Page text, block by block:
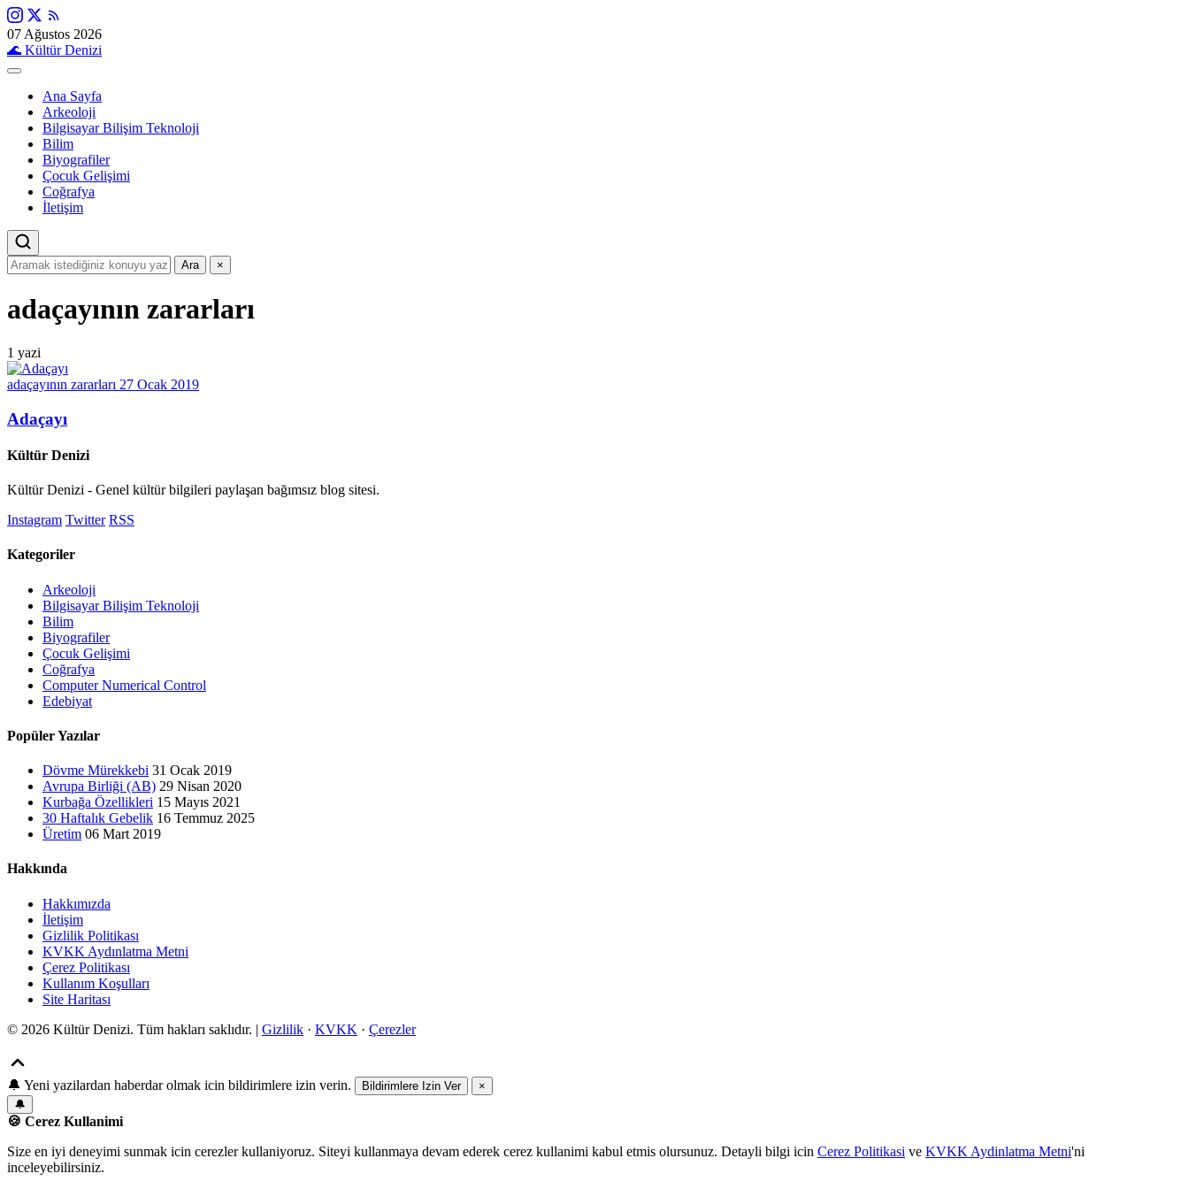
07 Ağustos 2026
🌊 Kültür Denizi
Ana Sayfa
Arkeoloji
Bilgisayar Bilişim Teknoloji
Bilim
Biyografiler
Çocuk Gelişimi
Coğrafya
İletişim
Ara ×
adaçayının zararları
1 yazi
adaçayının zararları 27 Ocak 2019
Adaçayı
Kültür Denizi
Kültür Denizi - Genel kültür bilgileri paylaşan bağımsız blog sitesi.
Instagram Twitter RSS
Kategoriler
Arkeoloji
Bilgisayar Bilişim Teknoloji
Bilim
Biyografiler
Çocuk Gelişimi
Coğrafya
Computer Numerical Control
Edebiyat
Popüler Yazılar
Dövme Mürekkebi 31 Ocak 2019
Avrupa Birliği (AB) 29 Nisan 2020
Kurbağa Özellikleri 15 Mayıs 2021
30 Haftalık Gebelik 16 Temmuz 2025
Üretim 06 Mart 2019
Hakkında
Hakkımızda
İletişim
Gizlilik Politikası
KVKK Aydınlatma Metni
Çerez Politikası
Kullanım Koşulları
Site Haritası
© 2026 Kültür Denizi. Tüm hakları saklıdır. | Gizlilik · KVKK · Çerezler
🔔 Yeni yazilardan haberdar olmak icin bildirimlere izin verin. Bildirimlere Izin Ver
×
🔔
🍪 Cerez Kullanimi
Size en iyi deneyimi sunmak icin cerezler kullaniyoruz. Siteyi kullanmaya devam ederek cerez kullanimi kabul etmis olursunuz. Detayli bilgi icin Cerez Politikasi ve KVKK Aydinlatma Metni'ni
inceleyebilirsiniz.